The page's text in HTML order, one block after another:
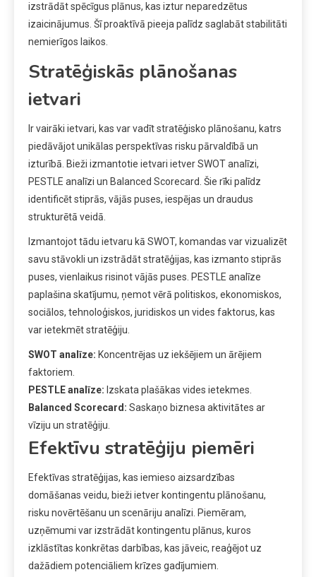
izstrādāt spēcīgus plānus, kas iztur neparedzētus
izaicinājumus. Šī proaktīvā pieeja palīdz saglabāt stabilitāti
nemierīgos laikos.
Stratēģiskās plānošanas
ietvari
Ir vairāki ietvari, kas var vadīt stratēģisko plānošanu, katrs
piedāvājot unikālas perspektīvas risku pārvaldībā un
izturībā. Bieži izmantotie ietvari ietver SWOT analīzi,
PESTLE analīzi un Balanced Scorecard. Šie rīki palīdz
identificēt stiprās, vājās puses, iespējas un draudus
strukturētā veidā.
Izmantojot tādu ietvaru kā SWOT, komandas var vizualizēt
savu stāvokli un izstrādāt stratēģijas, kas izmanto stiprās
puses, vienlaikus risinot vājās puses. PESTLE analīze
paplašina skatījumu, ņemot vērā politiskos, ekonomiskos,
sociālos, tehnoloģiskos, juridiskos un vides faktorus, kas
var ietekmēt stratēģiju.
SWOT analīze: Koncentrējas uz iekšējiem un ārējiem
faktoriem.
PESTLE analīze: Izskata plašākas vides ietekmes.
Balanced Scorecard: Saskaņo biznesa aktivitātes ar
vīziju un stratēģiju.
Efektīvu stratēģiju piemēri
Efektīvas stratēģijas, kas iemieso aizsardzības
domāšanas veidu, bieži ietver kontingentu plānošanu,
risku novērtēšanu un scenāriju analīzi. Piemēram,
uzņēmumi var izstrādāt kontingentu plānus, kuros
izklāstītas konkrētas darbības, kas jāveic, reaģējot uz
dažādiem potenciāliem krīzes gadījumiem.